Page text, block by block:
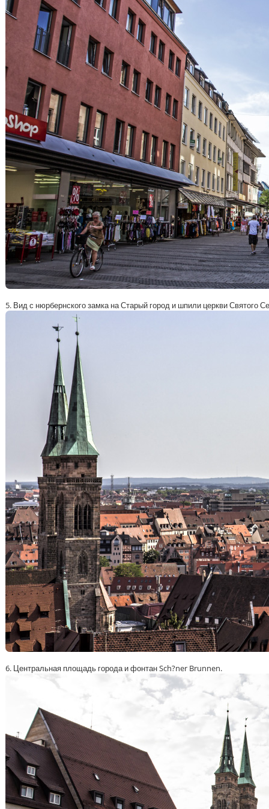
5. Вид с нюрбернского замка на Старый город и шпили церкви Святого
6. Центральная площадь города и фонтан Sch?ner Brunnen.